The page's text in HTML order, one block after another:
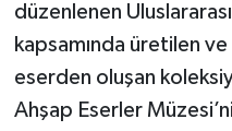
düzenlenen
kapsamında üretilen
eserden oluşan
Ahşap Eserler